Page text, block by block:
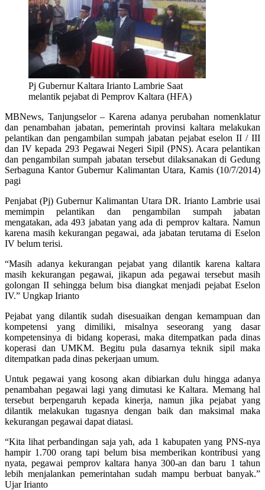
Pj Gubernur Kaltara Irianto Lambrie Saat
melantik pejabat di Pemprov Kaltara (HFA)
MBNews, Tanjungselor – Karena adanya perubahan nomenklatur
dan penambahan jabatan, pemerintah provinsi kaltara melakukan
pelantikan dan pengambilan sumpah jabatan pejabat eselon II / III
dan IV kepada 293 Pegawai Negeri Sipil (PNS). Acara pelantikan
dan pengambilan sumpah jabatan tersebut dilaksanakan di Gedung
Serbaguna Kantor Gubernur Kalimantan Utara, Kamis (10/7/2014)
pagi
Penjabat (Pj) Gubernur Kalimantan Utara DR. Irianto Lambrie usai
memimpin pelantikan dan pengambilan sumpah jabatan
mengatakan, ada 493 jabatan yang ada di pemprov kaltara. Namun
karena masih kekurangan pegawai, ada jabatan terutama di Eselon
IV belum terisi.
“Masih adanya kekurangan pejabat yang dilantik karena kaltara
masih kekurangan pegawai, jikapun ada pegawai tersebut masih
golongan II sehingga belum bisa diangkat menjadi pejabat Eselon
IV.” Ungkap Irianto
Pejabat yang dilantik sudah disesuaikan dengan kemampuan dan
kompetensi yang dimiliki, misalnya seseorang yang dasar
kompetensinya di bidang koperasi, maka ditempatkan pada dinas
koperasi dan UMKM. Begitu pula dasarnya teknik sipil maka
ditempatkan pada dinas pekerjaan umum.
Untuk pegawai yang kosong akan dibiarkan dulu hingga adanya
penambahan pegawai lagi yang dimutasi ke Kaltara. Memang hal
tersebut berpengaruh kepada kinerja, namun jika pejabat yang
dilantik melakukan tugasnya dengan baik dan maksimal maka
kekurangan pegawai dapat diatasi.
“Kita lihat perbandingan saja yah, ada 1 kabupaten yang PNS-nya
hampir 1.700 orang tapi belum bisa memberikan kontribusi yang
nyata, pegawai pemprov kaltara hanya 300-an dan baru 1 tahun
lebih menjalankan pemerintahan sudah mampu berbuat banyak.”
Ujar Irianto